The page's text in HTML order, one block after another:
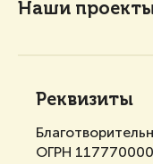
Наши
Реквизиты
ОГРН